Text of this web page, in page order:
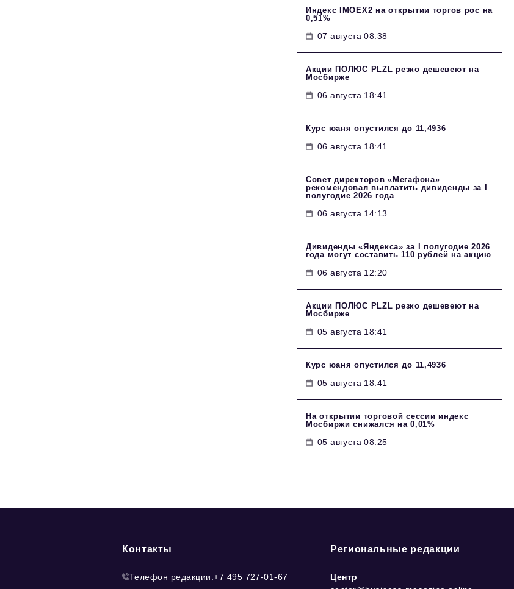
Индекс IMOEX2 на открытии торгов рос на
0,51%
07 августа 08:38
Акции ПОЛЮС PLZL резко дешевеют на
Мосбирже
06 августа 18:41
Курс юаня опустился до 11,4936
06 августа 18:41
Совет директоров «Мегафона»
рекомендовал выплатить дивиденды за I
полугодие 2026 года
06 августа 14:13
Дивиденды «Яндекса» за I полугодие 2026
года могут составить 110 рублей на акцию
06 августа 12:20
Акции ПОЛЮС PLZL резко дешевеют на
Мосбирже
05 августа 18:41
Курс юаня опустился до 11,4936
05 августа 18:41
На открытии торговой сессии индекс
Мосбиржи снижался на 0,01%
05 августа 08:25
Контакты
Телефон редакции:+7 495 727-01-67
Региональные редакции
Центр